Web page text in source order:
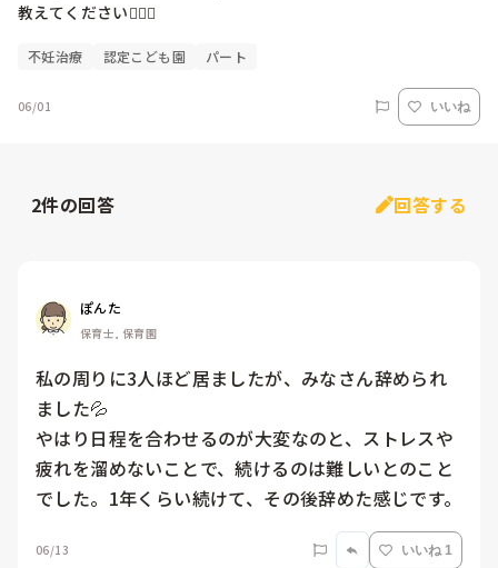
教えてください🙇🏻‍♀️
不妊治療 認定こども園 パート
06/01 いいね
2件の回答 回答する
ぽんた
保育士, 保育園
私の周りに3人ほど居ましたが、みなさん辞められ
ました💦
やはり日程を合わせるのが大変なのと、ストレスや
疲れを溜めないことで、続けるのは難しいとのこと
でした。1年くらい続けて、その後辞めた感じです。
06/13 いいね 1